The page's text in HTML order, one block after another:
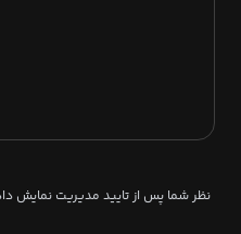
نظر شما پس از تایید مدیریت نمایش